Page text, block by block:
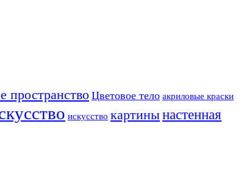
пространствоЦветовое тело акриловые краски
искусство картинынастенная